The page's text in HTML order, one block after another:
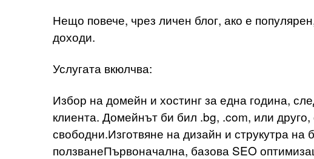
Нещо повече, чрез личен блог, ако е
доходи.
Услугата вкюлчва:
Избор на домейн и хостинг за една година,
клиента. Домейнът би бил .bg, .com, или
свободни.Изготвяне на дизайн и струкутра на
ползванеПървоначална, базова SEO